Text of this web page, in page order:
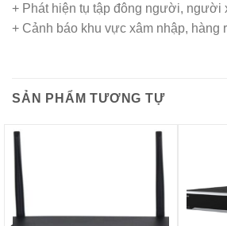
+ Phát hiện tụ tập đông người, người
+ Cảnh báo khu vực xâm nhập, hàng
SẢN PHẨM TƯƠNG TỰ